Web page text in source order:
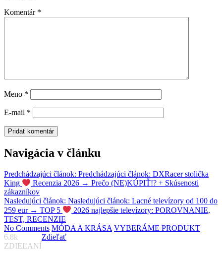
Komentár *
Meno *
E-mail *
Navigácia v článku
Predchádzajúci článok: Predchádzajúci článok: DXRacer stolička
King
Recenzia 2026 → Prečo (NE)KÚPIŤ!? + Skúsenosti
zákazníkov
Nasledujúci článok: Nasledujúci článok: Lacné televízory od 100 do
259 eur → TOP 5
2026 najlepšie televízory: POROVNANIE,
TEST, RECENZIE
No Comments MÓDA A KRÁSA VYBERÁME PRODUKT
6.8k
ZDIEĽANÍ
Zdieľať